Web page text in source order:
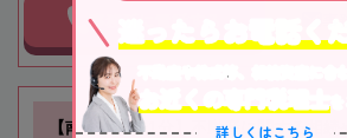
事務所に電話する
【南方駅徒歩1分】不動産に関する相
不動産や株式等、相続資産に合
お近くの専門税理士
詳しくはこちら